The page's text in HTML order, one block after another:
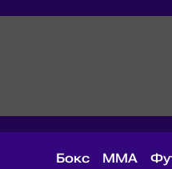
Бокс MMA